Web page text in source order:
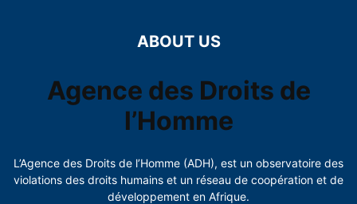
ABOUT US
Agence des Droits de
l’Homme
L’Agence des Droits de l’Homme (ADH), est un observatoire des
violations des droits humains et un réseau de coopération et de
développement en Afrique.